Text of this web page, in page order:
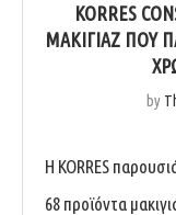
KORRES
ΜΑΚΙΓΙΆΖ ΠΟΥ
by
Η KORRES
68 προϊόντα